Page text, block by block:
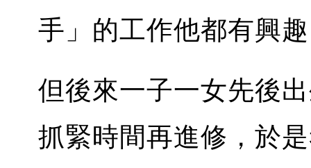
手」的工作他都有興
但後來一子一女先後
抓緊時間再進修，於